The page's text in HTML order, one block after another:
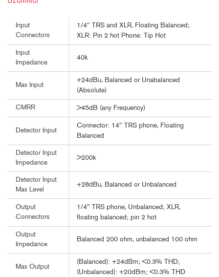
Input
Connectors
1/4" TRS and XLR, Floating Balanced;
XLR: Pin 2 hot Phone: Tip Hot
Input
Impedance
40k
Max Input
+24dBu, Balanced or Unabalanced
(Absolute)
CMRR >45dB (any Frequency)
Detector Input
Connector: 14" TRS phone, Floating
Balanced
Detector Input
Impedance
>200k
Detector Input
Max Level
+28dBu, Balanced or Unbalanced
Output
Connectors
1/4" TRS phone, Unbalanced; XLR,
floating balanced; pin 2 hot
Output
Impedance
Balanced 200 ohm, unbalanced 100 ohm
Max Output
(Balanced): +24dBm; <0.3% THD;
(Unbalanced): +20dBm; <0.3% THD